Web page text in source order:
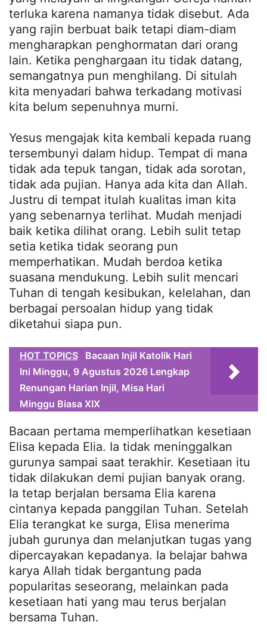
terluka karena namanya tidak disebut. Ada
yang rajin berbuat baik tetapi diam-diam
mengharapkan penghormatan dari orang
lain. Ketika penghargaan itu tidak datang,
semangatnya pun menghilang. Di situlah
kita menyadari bahwa terkadang motivasi
kita belum sepenuhnya murni.
Yesus mengajak kita kembali kepada ruang
tersembunyi dalam hidup. Tempat di mana
tidak ada tepuk tangan, tidak ada sorotan,
tidak ada pujian. Hanya ada kita dan Allah.
Justru di tempat itulah kualitas iman kita
yang sebenarnya terlihat. Mudah menjadi
baik ketika dilihat orang. Lebih sulit tetap
setia ketika tidak seorang pun
memperhatikan. Mudah berdoa ketika
suasana mendukung. Lebih sulit mencari
Tuhan di tengah kesibukan, kelelahan, dan
berbagai persoalan hidup yang tidak
diketahui siapa pun.
HOT TOPICS
Bacaan Injil Katolik Hari
Ini Minggu, 9 Agustus 2026 Lengkap
Renungan Harian Injil, Misa Hari
Minggu Biasa XIX
Bacaan pertama memperlihatkan kesetiaan
Elisa kepada Elia. Ia tidak meninggalkan
gurunya sampai saat terakhir. Kesetiaan itu
tidak dilakukan demi pujian banyak orang.
Ia tetap berjalan bersama Elia karena
cintanya kepada panggilan Tuhan. Setelah
Elia terangkat ke surga, Elisa menerima
jubah gurunya dan melanjutkan tugas yang
dipercayakan kepadanya. Ia belajar bahwa
karya Allah tidak bergantung pada
popularitas seseorang, melainkan pada
kesetiaan hati yang mau terus berjalan
bersama Tuhan.